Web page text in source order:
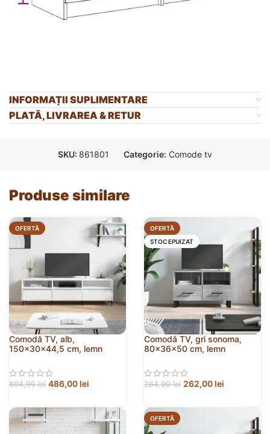
INFORMAȚII SUPLIMENTARE
PLATĂ, LIVRAREA & RETUR
SKU: 861801 Categorie: Comode tv
Produse similare
OFERTĂ
Comodă TV, alb,
150x30x44,5 cm, lemn
604,99lei 486,00 lei
OFERTĂ
STOC EPUIZAT
Comodă TV, gri sonoma,
80x36x50 cm, lemn
264,00lei 262,00 lei
OFERTĂ